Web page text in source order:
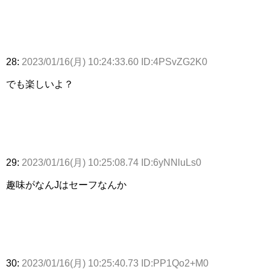
28: 2023/01/16(月) 10:24:33.60 ID:4PSvZG2K0
でも楽しいよ？
29: 2023/01/16(月) 10:25:08.74 ID:6yNNluLs0
趣味がなんJはセーフなんか
30: 2023/01/16(月) 10:25:40.73 ID:PP1Qo2+M0